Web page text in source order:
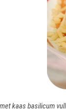
kaas basilicum